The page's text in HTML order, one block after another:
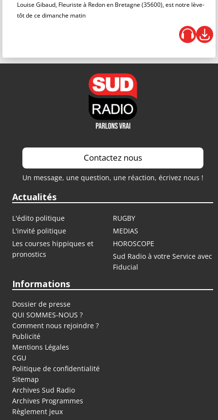
Louise Gibaud, Fleuriste à Redon en Bretagne (35600), est notre lève-
tôt de ce dimanche matin
Contactez nous
Un message, une question, une réaction, écrivez nous !
Actualités
L'édito politique
RUGBY
L'invité politique
MEDIAS
Les courses hippiques et
pronostics
HOROSCOPE
Sud Radio à votre Service avec
Fiducial
Informations
Dossier de presse
QUI SOMMES-NOUS ?
Comment nous rejoindre ?
Publicité
Mentions Légales
CGU
Politique de confidentialité
Sitemap
Archives Sud Radio
Archives Programmes
Règlement jeux